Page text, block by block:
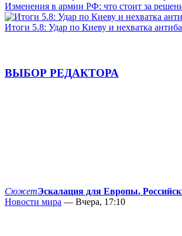
Изменения в армии РФ: что стоит за
Итоги 5.8: Удар по Киеву и нехватка
ВЫБОР РЕДАКТОРА
СюжетЭскалация для Европы.
Новости мира — Вчера, 17:10